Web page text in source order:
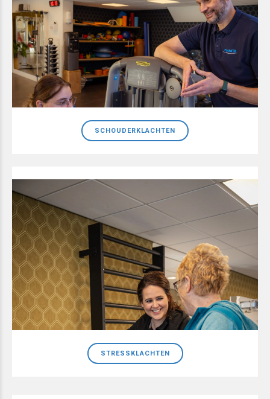
SCHOUDERKLACHTEN
STRESSKLACHTEN